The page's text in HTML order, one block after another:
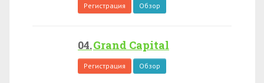
Регистрация Обзор
Grand Capital
Регистрация Обзор